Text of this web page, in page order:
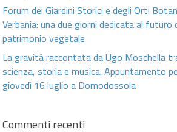
Forum dei Giardini Storici e degli Orti
Verbania: una due giorni dedicata al futuro
patrimonio vegetale
La gravità raccontata da Ugo Moschella
scienza, storia e musica. Appuntamento
giovedì 16 luglio a Domodossola
Commenti recenti